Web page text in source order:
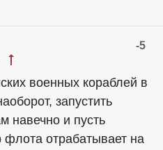
-5
военных кораблей в
запустить
навечно и пусть
флота отрабатывает на